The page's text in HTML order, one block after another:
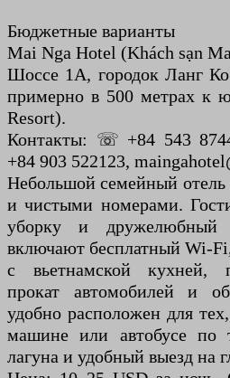
Бюджетные варианты
Mai Nga Hotel (Khách sạn
Шоссе 1А, городок Ланг
примерно в 500 метрах к
Resort).
Контакты: ☏ +84 543
+84 903 522123,
Небольшой семейный
и чистыми номерами.
уборку и дружелюбный
включают бесплатный Wi-
с вьетнамской кухней,
прокат автомобилей и
удобно расположен для
машине или автобусе
лагуна и удобный выезд на